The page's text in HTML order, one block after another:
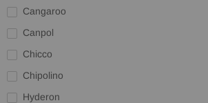
Cangaroo
Canpol
Chicco
Chipolino
Hyderon